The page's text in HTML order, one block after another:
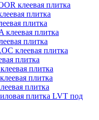
клеевая плитка
плитка
плитка
клеевая плитка
плитка
клеевая плитка
плитка
плитка
плитка
плитка
плитка LVT под